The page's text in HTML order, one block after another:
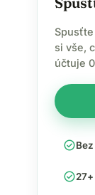
si vše,
účtuje
check_circle
check_circle